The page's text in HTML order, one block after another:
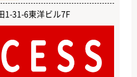
1-31-6東洋ビル7F